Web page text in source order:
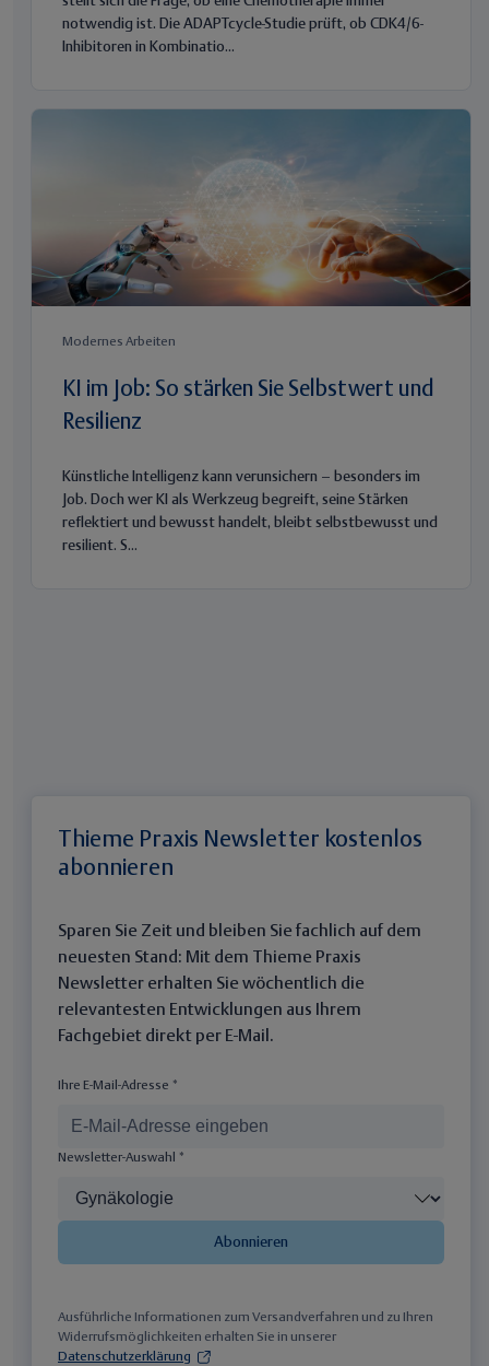
notwendig ist. Die ADAPTcycle-Studie prüft, ob CDK4/6-
Inhibitoren in Kombinatio...
Modernes Arbeiten
KI im Job: So stärken Sie Selbstwert und
Resilienz
Künstliche Intelligenz kann verunsichern – besonders im
Job. Doch wer KI als Werkzeug begreift, seine Stärken
reflektiert und bewusst handelt, bleibt selbstbewusst und
resilient. S...
Thieme Praxis Newsletter kostenlos
abonnieren
Sparen Sie Zeit und bleiben Sie fachlich auf dem
neuesten Stand: Mit dem Thieme Praxis
Newsletter erhalten Sie wöchentlich die
relevantesten Entwicklungen aus Ihrem
Fachgebiet direkt per E-Mail.
Ihre E-Mail-Adresse *
Newsletter-Auswahl *
Abonnieren
Ausführliche Informationen zum Versandverfahren und zu Ihren
Widerrufsmöglichkeiten erhalten Sie in unserer
Datenschutzerklärung